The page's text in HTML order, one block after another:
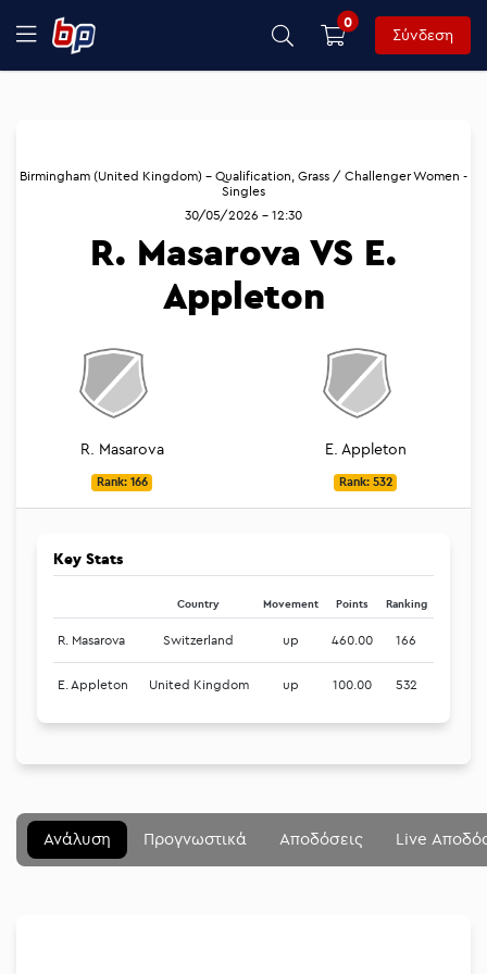
0
Σύνδεση
R. Masarova
Rank: 166
Birmingham (United Kingdom) - Qualification, Grass / Challenger Women -
Singles
30/05/2026 - 12:30
R. Masarova VS E.
Appleton
E. Appleton
Rank: 532
Key Stats
Country Movement Points Ranking
R. Masarova Switzerland up 460.00 166
E. Appleton United Kingdom up 100.00 532
Ανάλυση Προγνωστικά Αποδόσεις Live
Μενού
Αναλύσεις